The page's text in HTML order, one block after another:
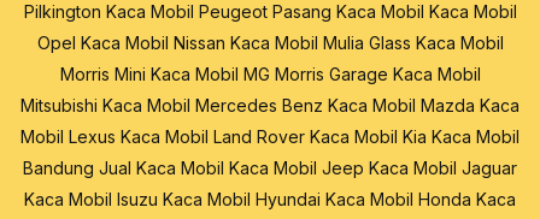
Pilkington Kaca Mobil Peugeot Pasang Kaca Mobil Kaca Mobil
Opel Kaca Mobil Nissan Kaca Mobil Mulia Glass Kaca Mobil
Morris Mini Kaca Mobil MG Morris Garage Kaca Mobil
Mitsubishi Kaca Mobil Mercedes Benz Kaca Mobil Mazda Kaca
Mobil Lexus Kaca Mobil Land Rover Kaca Mobil Kia Kaca Mobil
Bandung Jual Kaca Mobil Kaca Mobil Jeep Kaca Mobil Jaguar
Kaca Mobil Isuzu Kaca Mobil Hyundai Kaca Mobil Honda Kaca